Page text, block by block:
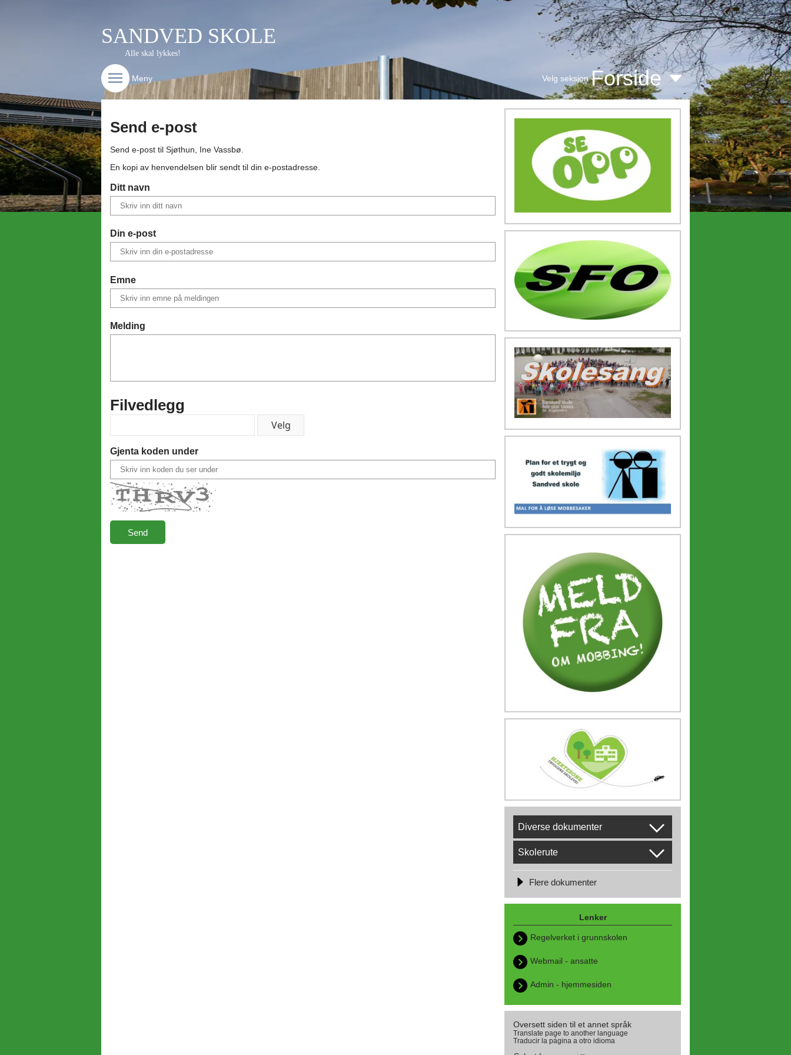
SANDVED SKOLE
Alle skal lykkes!
Meny Velg seksjon Forside
Diverse dokumenter
Skolerute
Flere dokumenter
Lenker
Regelverket i grunnskolen
Webmail - ansatte
Admin - hjemmesiden
Oversett siden til et annet språk
Translate page to another language
Traducir la página a otro idioma
Send e-post
Send e-post til Sjøthun, Ine Vassbø.
En kopi av henvendelsen blir sendt til din e-postadresse.
Ditt navn
Din e-post
Emne
Melding
Filvedlegg
Gjenta koden under